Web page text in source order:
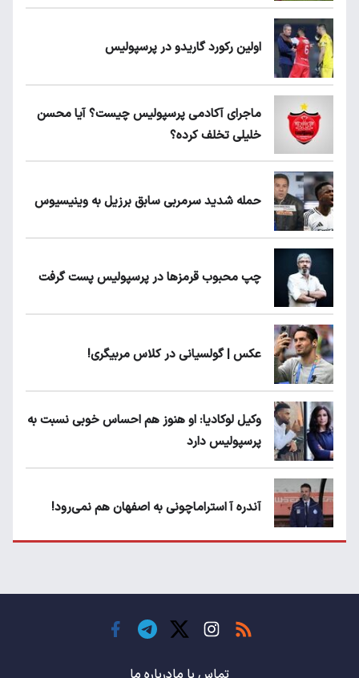
اولین رکورد گاریدو در پرسپولیس
ماجرای آکادمی پرسپولیس چیست؟ آیا محسن
خلیلی تخلف کرده؟
حمله شدید سرمربی سابق برزیل به وینیسیوس
چپ محبوب قرمزها در پرسپولیس پست گرفت
عکس | گولسیانی در کلاس مربیگری!
وکیل لوکادیا: او هنوز هم احساس خوبی نسبت به
پرسپولیس دارد
آندره آ استراماچونی به اصفهان هم نمی‌رود!
حسن روی هوا!
باشگاه های جهان